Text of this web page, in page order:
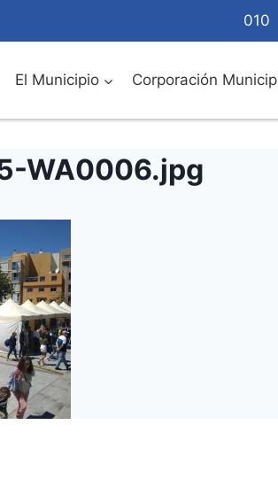
010
El Municipio Corporación
WA0006.jpg